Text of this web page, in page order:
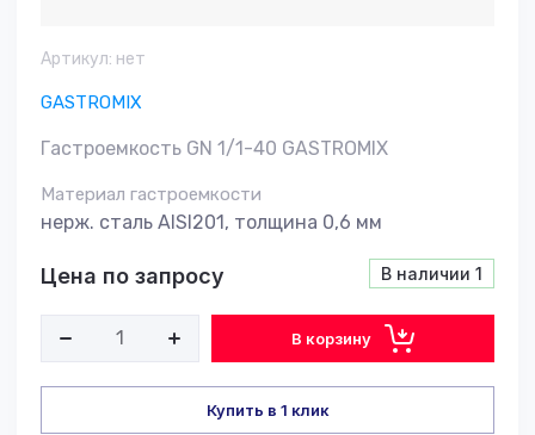
Артикул: нет
GASTROMIX
Гастроемкость GN 1/1-40 GASTROMIX
Материал гастроемкости
нерж. сталь AISI201, толщина 0,6 мм
В наличии 1
Цена по запросу
В корзину
Купить в 1 клик